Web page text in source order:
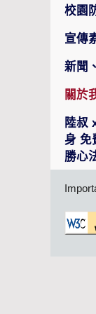
校園
宣傳
新聞
關於
陸叔
身 免
勝心